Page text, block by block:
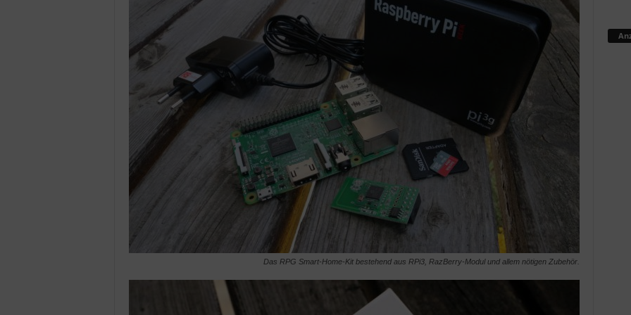
Das RPG Smart-Home-Kit bestehend aus RPi3, RazBerry-Modul und allem nötigen Zubehör.